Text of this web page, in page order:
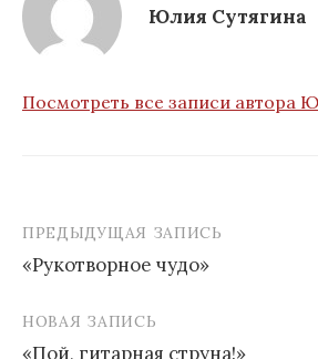
Юлия Сутягина
Посмотреть все записи автора
Навигация
по
записям
ПРЕДЫДУЩАЯ ЗАПИСЬ
«Рукотворное чудо»
НОВАЯ ЗАПИСЬ
«Пой, гитарная струна!»